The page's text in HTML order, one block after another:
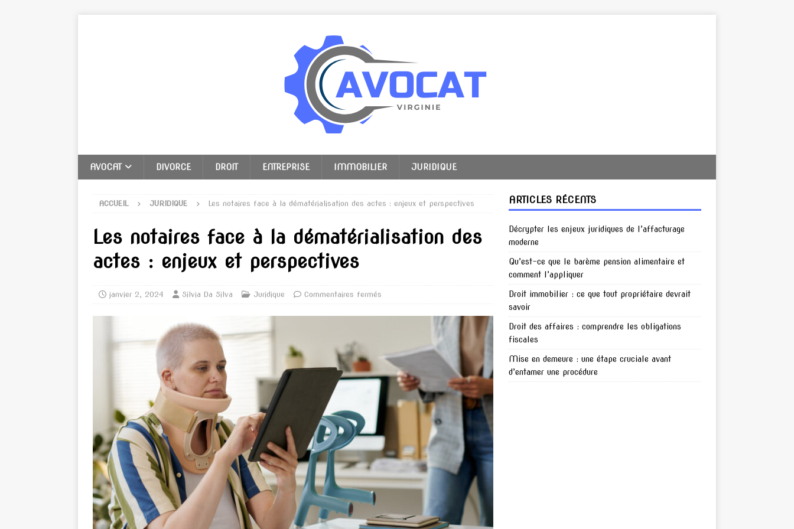
AVOCAT DIVORCE DROIT ENTREPRISE IMMOBILIER JURIDIQUE
ACCUEIL JURIDIQUE Les notaires face à la dématérialisation des actes : enjeux et perspectives
Les notaires face à la dématérialisation des
actes : enjeux et perspectives
janvier 2, 2024 Silvia Da Silva Juridique Commentaires fermés
ARTICLES RÉCENTS
Décrypter les enjeux juridiques de l’affacturage
moderne
Qu’est-ce que le barème pension alimentaire et
comment l’appliquer
Droit immobilier : ce que tout propriétaire devrait
savoir
Droit des affaires : comprendre les obligations
fiscales
Mise en demeure : une étape cruciale avant
d’entamer une procédure